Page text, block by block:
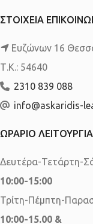
ΣΤΟΙΧΕΙΑ
Ευζώνων 16
Τ.Κ.: 54640
2310 839 088
info@askaridis-
ΩΡΑΡΙΟ
Δευτέρα-Τετάρτη-
10:00-15:00
Τρίτη-Πέμπτη-
10:00-15.00 &